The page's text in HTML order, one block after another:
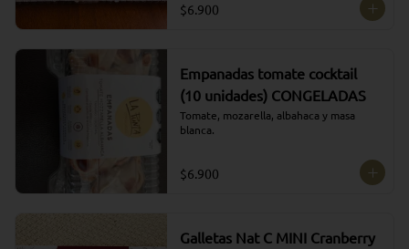
$6.900
Empanadas tomate cocktail
(10 unidades) CONGELADAS
Tomate, mozarella, albahaca y masa
blanca.
$6.900
Galletas Nat C MINI Cranberry